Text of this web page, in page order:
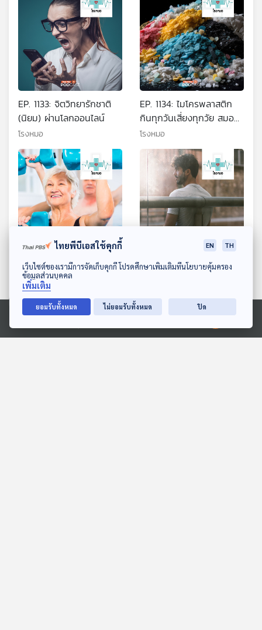
ดาวน์โหลด Thai PBS Podcast Application
Ⓒ 2020 องค์การกระจายเสียงและแพร่ภาพสาธารณะแห่งประเทศไทย
EP. 1133: จิตวิทยารักชาติ
(นิยม) ผ่านโลกออนไลน์
โรงหมอ
EP. 1134: ไมโครพลาสติก
กินทุกวันเสี่ยงทุกวัย สมอง
มะเร็ง และภูมิคุ้มกัน
โรงหมอ
EP. 1135: เสริมฟิตแอนด์
เฟิร์มให้คนสูงวัย ด้วยการ
ออกกำลังกายในน้ำ
โรงหมอ
EP. 1136: เปลี่ยนจากคน
โรงหมอ
ไทยพีบีเอสใช้คุกกี้ EN TH
เว็บไซต์ของเรามีการจัดเก็บคุกกี้ โปรดศึกษาเพิ่มเติมที่นโยบายคุ้มครอง
ข้อมูลส่วนบุคคล
เพิ่มเติม
ยอมรับทั้งหมด ไม่ยอมรับทั้งหมด ปิด